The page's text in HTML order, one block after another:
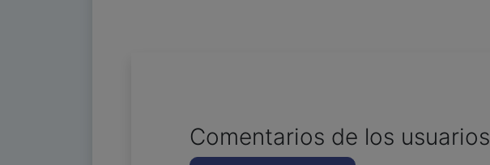
Comentarios de los usuarios